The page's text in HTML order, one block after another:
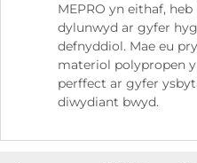
MEPRO yn eithaf, heb
dylunwyd ar gyfer
defnyddiol. Mae eu
materiol polypropen
perffect ar gyfer
diwydiant bwyd.